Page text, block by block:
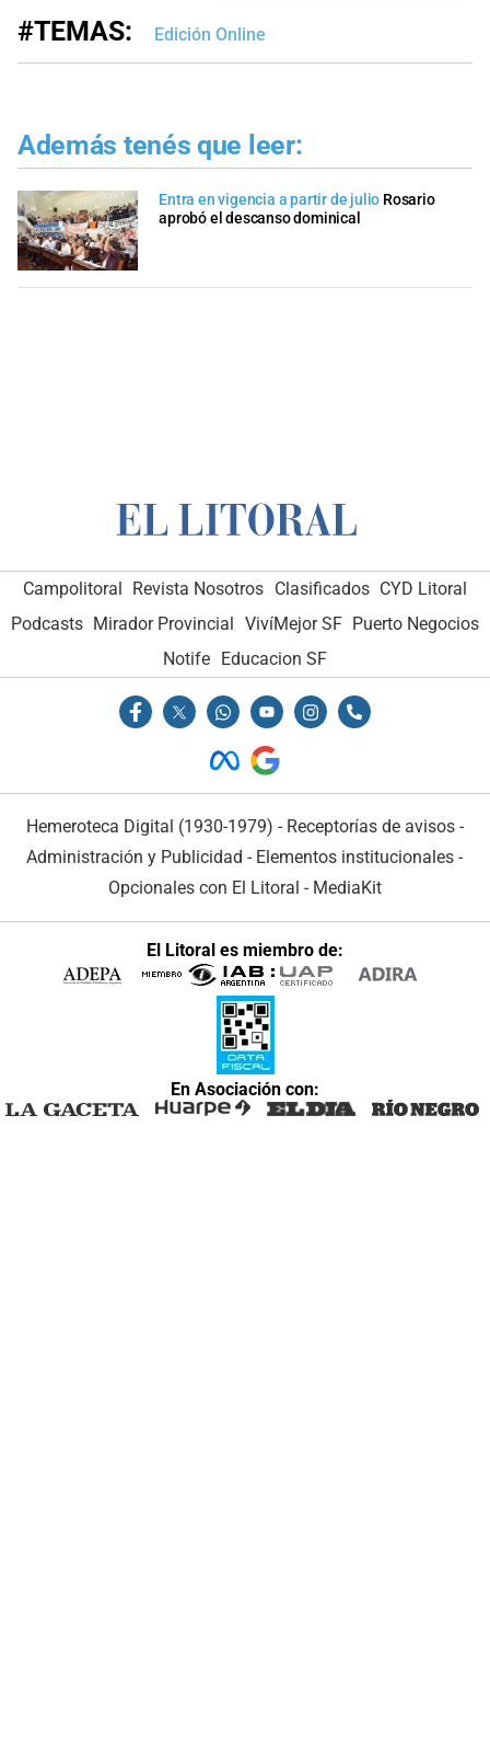
#TEMAS: Edición Online
Además tenés que leer:
Entra en vigencia a partir de julio Rosario
aprobó el descanso dominical
Campolitoral Revista Nosotros Clasificados CYD Litoral
Podcasts Mirador Provincial VivíMejor SF Puerto Negocios
Notife Educacion SF
Hemeroteca Digital (1930-1979) - Receptorías de avisos -
Administración y Publicidad - Elementos institucionales -
Opcionales con El Litoral - MediaKit
El Litoral es miembro de:
En Asociación con: